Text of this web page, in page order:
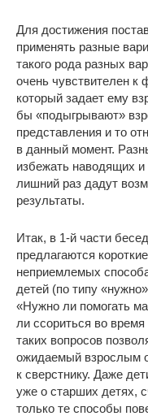
Для достижения
применять разные
такого рода разных
очень чувствителен
который задает ему
бы «подыгрывают»
представления и то
в данный момент.
избежать наводящих
лишний раз дадут
результаты.
Итак, в 1-й части
предлагаются
неприемлемых
детей (по типу
«Нужно ли помогать
ли ссориться во
таких вопросов
ожидаемый взрослым
к сверстнику. Даже
уже о старших детях,
только те способы